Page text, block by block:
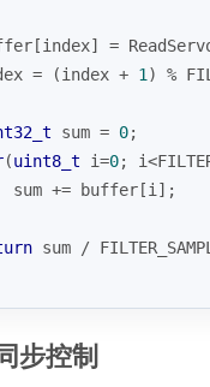
=
= (index +
1 ) %
sum = 0;
(uint8_t i=0;
sum += buffer[i];
sum /
步控制